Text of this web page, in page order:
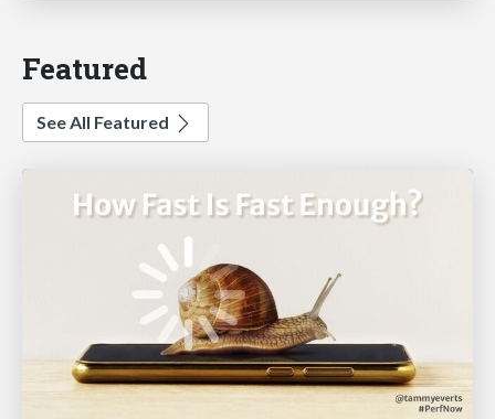
Featured
See All Featured